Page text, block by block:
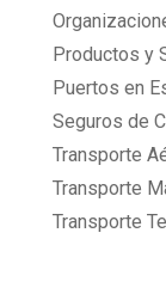
Productos y
Puertos en
Seguros de
Transporte
Transporte
Transporte